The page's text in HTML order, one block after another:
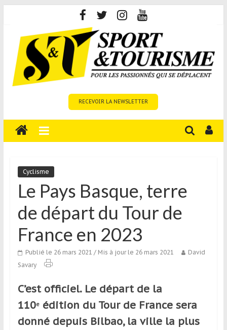
content
Tourisme
est
média
sur
tourisme
sportif
qui
aux
voyageurs
ou
réguliers,
pratiquants,
RECEVOIR LA NEWSLETTER
Cyclisme
Le Pays Basque, terre
de départ du Tour de
France en 2023
Publié le 26 mars 2021 / Mis à jour le 26 mars 2021
David
Savary
C’est officiel. Le départ de la
110eédition du Tour de France sera
donné depuis Bilbao, la ville la plus